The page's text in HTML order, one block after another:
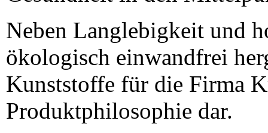
Neben Langlebigkeit und
ökologisch einwandfrei
Kunststoffe für die Firma
Produktphilosophie dar.